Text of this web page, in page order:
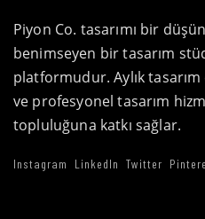
Piyon Co. tasarımı bir
benimseyen bir tasarım
platformudur. Aylık
ve profesyonel tasarım
topluluğuna katkı sağlar.
Instagram LinkedIn Twitter